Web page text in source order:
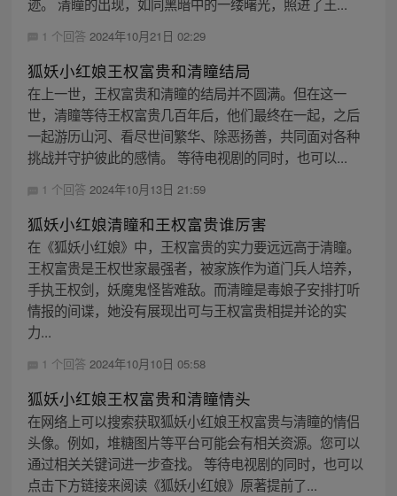
1 个回答 2024年10月21日 02:29
狐妖小红娘王权富贵和清瞳结局
在上一世，王权富贵和清瞳的结局并不圆满。但在这一
世，清瞳等待王权富贵几百年后，他们最终在一起，之后
一起游历山河、看尽世间繁华、除恶扬善，共同面对各种
挑战并守护彼此的感情。 等待电视剧的同时，也可以...
1 个回答 2024年10月13日 21:59
狐妖小红娘清瞳和王权富贵谁厉害
在《狐妖小红娘》中，王权富贵的实力要远远高于清瞳。
王权富贵是王权世家最强者，被家族作为道门兵人培养，
手执王权剑，妖魔鬼怪皆难敌。而清瞳是毒娘子安排打听
情报的间谍，她没有展现出可与王权富贵相提并论的实
力...
1 个回答 2024年10月10日 05:58
狐妖小红娘王权富贵和清瞳情头
在网络上可以搜索获取狐妖小红娘王权富贵与清瞳的情侣
头像。例如，堆糖图片等平台可能会有相关资源。您可以
通过相关关键词进一步查找。 等待电视剧的同时，也可以
点击下方链接来阅读《狐妖小红娘》原著提前了...